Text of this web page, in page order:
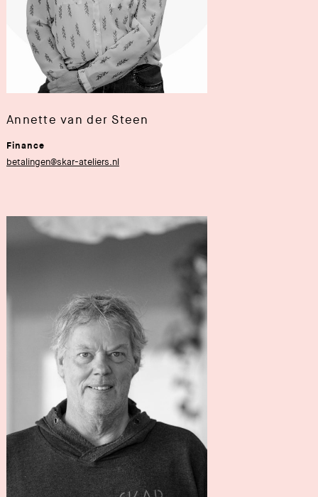
Annette van der Steen
Finance
betalingen@skar-ateliers.nl